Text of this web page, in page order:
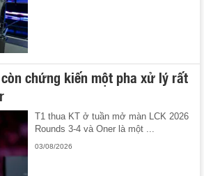
chứng kiến một pha xử lý rất
T1 thua KT ở tuần mở màn LCK 2026
Rounds 3-4 và Oner là một ...
03/08/2026